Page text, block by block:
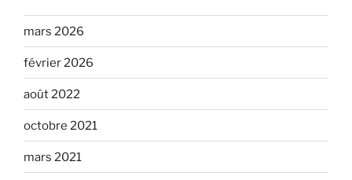
mars 2026
février 2026
août 2022
octobre 2021
mars 2021